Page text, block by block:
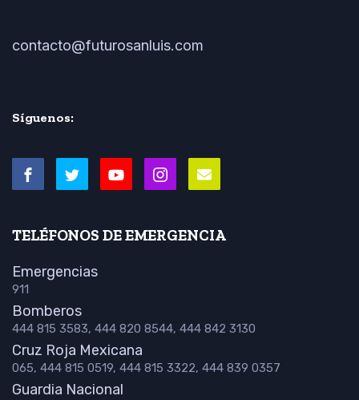
contacto@futurosanluis.com
Síguenos:
TELÉFONOS DE EMERGENCIA
Emergencias
911
Bomberos
444 815 3583, 444 820 8544, 444 842 3130
Cruz Roja Mexicana
065, 444 815 0519, 444 815 3322, 444 839 0357
Guardia Nacional